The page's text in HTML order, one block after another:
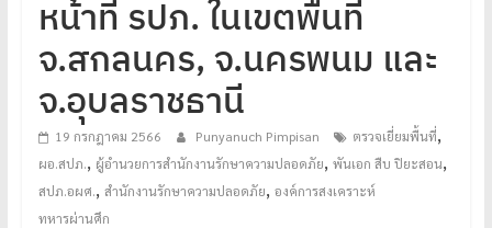
หน้าที่ รปภ. ในเขตพื้นที่
จ.สกลนคร, จ.นครพนม และ
จ.อุบลราชธานี
19 กรกฎาคม 2566 Punyanuch Pimpisan ตรวจเยี่ยมพื้นที่,
ผอ.สปภ., ผู้อำนวยการสำนักงานรักษาความปลอดภัย, พันเอก สืบ ปิยะสอน,
สปภ.อผศ., สำนักงานรักษาความปลอดภัย, องค์การสงเคราะห์
ทหารผ่านศึก